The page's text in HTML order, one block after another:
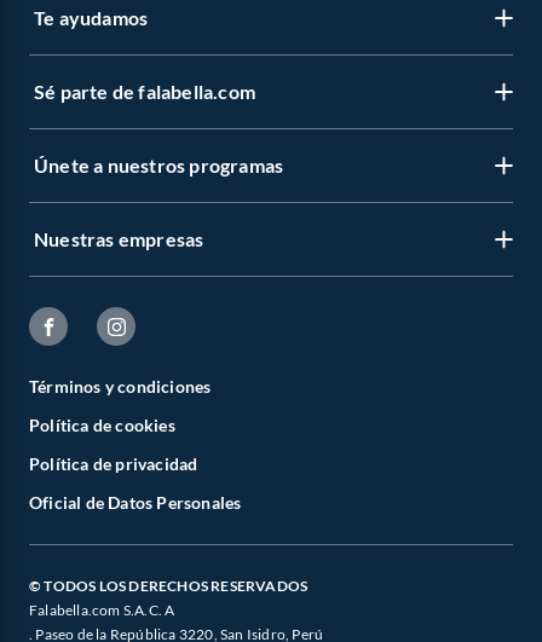
Te ayudamos
Sé parte de falabella.com
Únete a nuestros programas
Nuestras empresas
Términos y condiciones
Política de cookies
Política de privacidad
Oficial de Datos Personales
© TODOS LOS DERECHOS RESERVADOS
Falabella.com S.A.C. A
. Paseo de la República 3220, San Isidro, Perú